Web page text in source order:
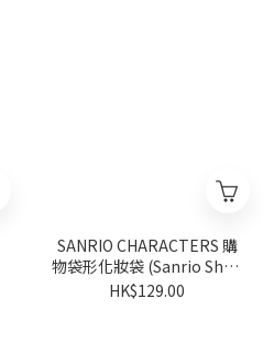
SANRIO CHARACTERS 購
物袋形化妝袋 (Sanrio Shop
週年系列)
HK$129.00